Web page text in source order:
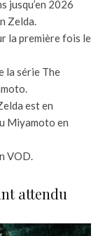
jusqu’en 2026
Zelda.
la première fois le
la série The
est en
Miyamoto en
VOD.
attendu